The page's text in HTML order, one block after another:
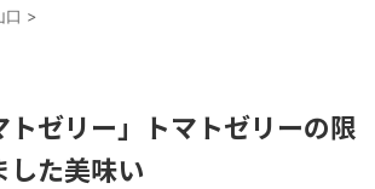
口 >
トゼリー」トマトゼリーの限
した美味い